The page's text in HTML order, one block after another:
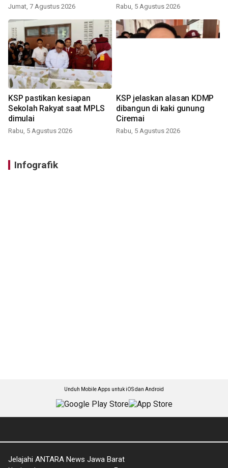
Jumat, 7 Agustus 2026 Rabu, 5 Agustus 2026
KSP pastikan kesiapan
Sekolah Rakyat saat MPLS
dimulai
Rabu, 5 Agustus 2026
KSP jelaskan alasan KDMP
dibangun di kaki gunung
Ciremai
Rabu, 5 Agustus 2026
Infografik
Unduh Mobile Apps untuk iOS dan Android
Jelajahi ANTARA News Jawa Barat